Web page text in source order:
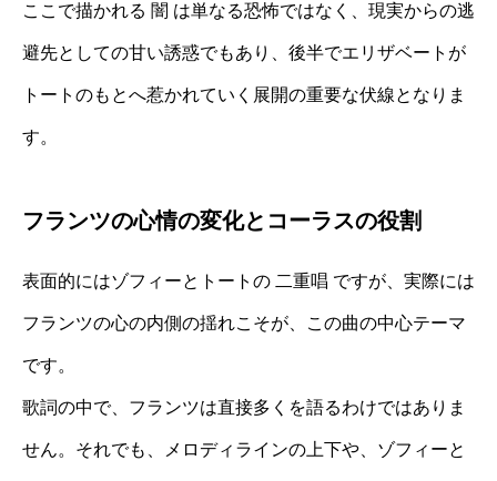
ここで描かれる 闇 は単なる恐怖ではなく、現実からの逃
避先としての甘い誘惑でもあり、後半でエリザベートが
トートのもとへ惹かれていく展開の重要な伏線となりま
す。
フランツの心情の変化とコーラスの役割
表面的にはゾフィーとトートの 二重唱 ですが、実際には
フランツの心の内側の揺れこそが、この曲の中心テーマ
です。
歌詞の中で、フランツは直接多くを語るわけではありま
せん。それでも、メロディラインの上下や、ゾフィーと